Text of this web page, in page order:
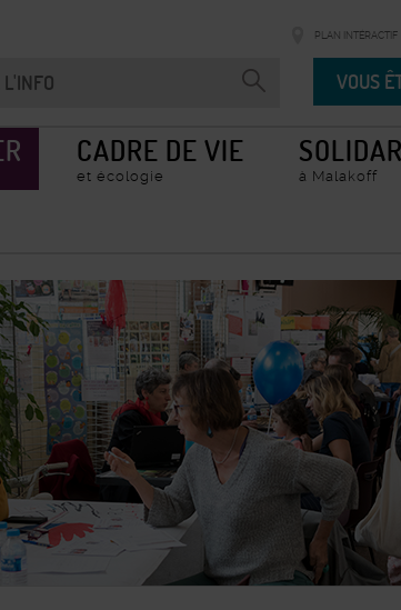
PLAN INTÉRACTIF
Vous
VOUS
CADRE DE VIE
et écologie à Malakoff